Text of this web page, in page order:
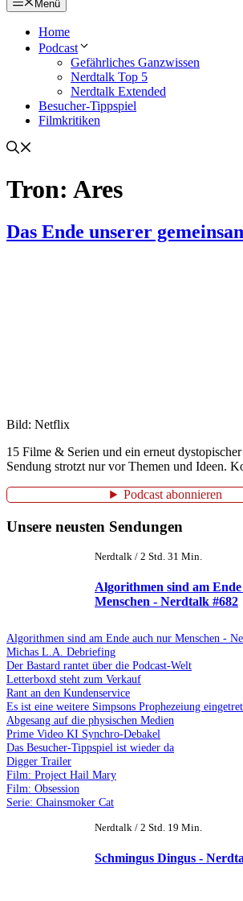
Menü
Home
Podcast
Gefährliches Ganzwissen
Nerdtalk Top 5
Nerdtalk Extended
Besucher-Tippspiel
Filmkritiken
Tron: Ares
Das Ende unserer
Bild: Netflix
15 Filme & Serien und ein erneut
Sendung strotzt nur vor Themen und Ideen.
Podcast abonnieren
Unsere neusten Sendungen
Nerdtalk / 2 Std. 31 Min.
Algorithmen sind am
Menschen - Nerdtalk #682
Algorithmen sind am Ende auch nur Menschen -
Michas L.A. Debriefing
Der Bastard rantet über die Podcast-Welt
Letterboxd steht zum Verkauf
Rant an den Kundenservice
Es ist eine weitere Simpsons Prophezeiung
Abgesang auf die physischen Medien
Prime Video KI Synchro-Debakel
Das Besucher-Tippspiel ist wieder da
Digger Trailer
Film: Project Hail Mary
Film: Obsession
Serie: Chainsmoker Cat
Nerdtalk / 2 Std. 19 Min.
Schmingus Dingus -